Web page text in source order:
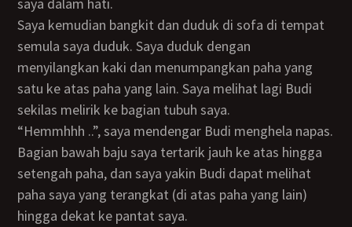
Saya kemudian bangkit dan duduk di sofa di tempat
semula saya duduk. Saya duduk dengan
menyilangkan kaki dan menumpangkan paha yang
satu ke atas paha yang lain. Saya melihat lagi Budi
sekilas melirik ke bagian tubuh saya.
“Hemmhhh ..”, saya mendengar Budi menghela napas.
Bagian bawah baju saya tertarik jauh ke atas hingga
setengah paha, dan saya yakin Budi dapat melihat
paha saya yang terangkat (di atas paha yang lain)
hingga dekat ke pantat saya.